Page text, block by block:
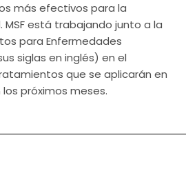
más efectivos para la
MSF está trabajando junto a la
para Enfermedades
siglas en inglés) en el
que se aplicarán en
próximos meses.